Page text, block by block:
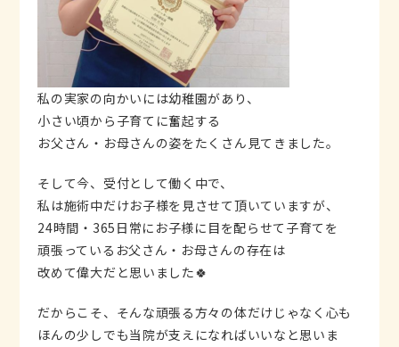
私の実家の向かいには幼稚園があり、
小さい頃から子育てに奮起する
お父さん・お母さんの姿をたくさん見てきました。
そして今、受付として働く中で、
私は施術中だけお子様を見させて頂いていますが、
24時間・365日常にお子様に目を配らせて子育てを
頑張っているお父さん・お母さんの存在は
改めて偉大だと思いました🍀
だからこそ、そんな頑張る方々の体だけじゃなく心も
ほんの少しでも当院が支えになればいいなと思いま